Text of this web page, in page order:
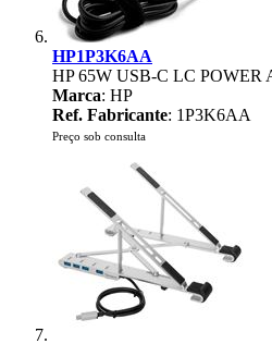
HP1P3K6AA
HP 65W USB-C LC POWER
Marca: HP
Ref. Fabricante: 1P3K6AA
Preço sob consulta